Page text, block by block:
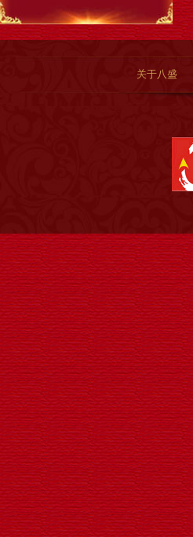
LED发光支架新款中国结
LED转动广告发光灯笼
关于八盛